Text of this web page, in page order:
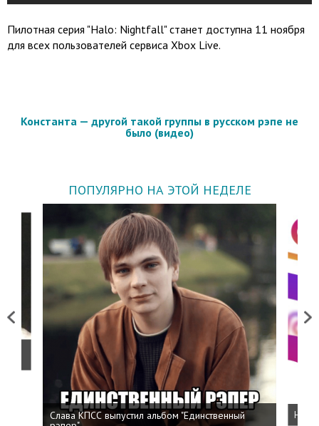
Пилотная серия "Halo: Nightfall" станет доступна 11 ноября
для всех пользователей сервиса Xbox Live.
Константа — другой такой группы в русском рэпе не
было (видео)
ПОПУЛЯРНО НА ЭТОЙ НЕДЕЛЕ
Previous
Слава КПСС выпустил альбом "Единственный
Next